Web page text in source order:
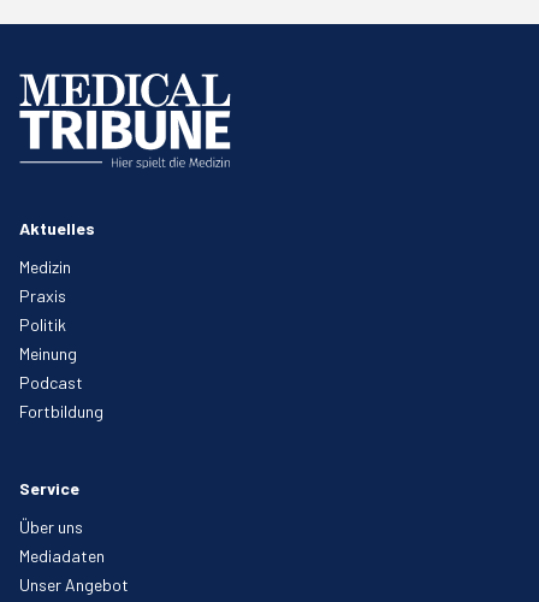
Aktuelles
Medizin
Praxis
Politik
Meinung
Podcast
Fortbildung
Service
Über uns
Mediadaten
Unser Angebot